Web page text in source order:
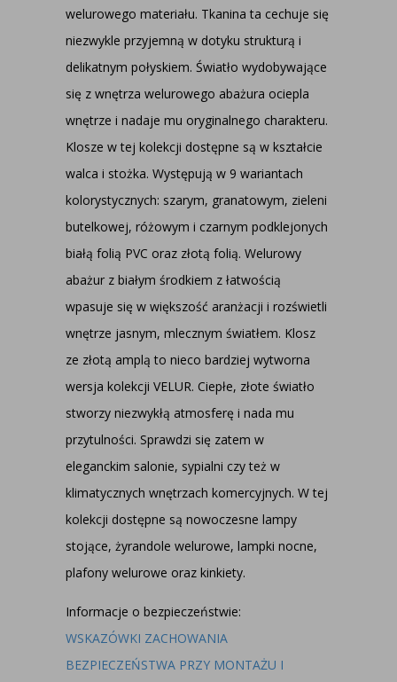
welurowego materiału. Tkanina ta cechuje się
niezwykle przyjemną w dotyku strukturą i
delikatnym połyskiem. Światło wydobywające
się z wnętrza welurowego abażura ociepla
wnętrze i nadaje mu oryginalnego charakteru.
Klosze w tej kolekcji dostępne są w kształcie
walca i stożka. Występują w 9 wariantach
kolorystycznych: szarym, granatowym, zieleni
butelkowej, różowym i czarnym podklejonych
białą folią PVC oraz złotą folią. Welurowy
abażur z białym środkiem z łatwością
wpasuje się w większość aranżacji i rozświetli
wnętrze jasnym, mlecznym światłem. Klosz
ze złotą amplą to nieco bardziej wytworna
wersja kolekcji VELUR. Ciepłe, złote światło
stworzy niezwykłą atmosferę i nada mu
przytulności. Sprawdzi się zatem w
eleganckim salonie, sypialni czy też w
klimatycznych wnętrzach komercyjnych. W tej
kolekcji dostępne są nowoczesne lampy
stojące, żyrandole welurowe, lampki nocne,
plafony welurowe oraz kinkiety.
Informacje o bezpieczeństwie:
WSKAZÓWKI ZACHOWANIA
BEZPIECZEŃSTWA PRZY MONTAŻU I